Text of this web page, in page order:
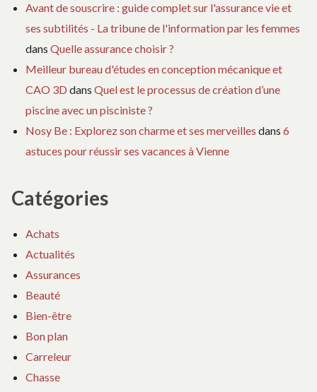
Avant de souscrire : guide complet sur l'assurance vie et
ses subtilités - La tribune de l'information par les femmes
dans Quelle assurance choisir ?
Meilleur bureau d'études en conception mécanique et
CAO 3D dans Quel est le processus de création d’une
piscine avec un pisciniste ?
Nosy Be : Explorez son charme et ses merveilles dans 6
astuces pour réussir ses vacances à Vienne
Catégories
Achats
Actualités
Assurances
Beauté
Bien-être
Bon plan
Carreleur
Chasse